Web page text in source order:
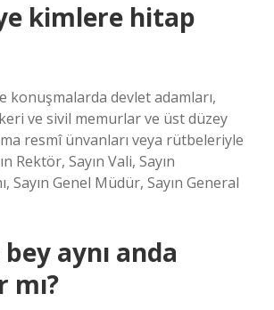
kimlere hitap
konuşmalarda devlet adamları,
ve sivil memurlar ve üst düzey
resmî ünvanları veya rütbeleriyle
Rektör, Sayın Vali, Sayın
Sayın Genel Müdür, Sayın General
bey aynı anda
mı?